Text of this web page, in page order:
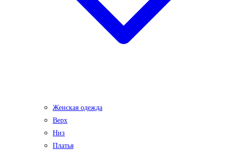
Женская одежда
Верх
Низ
Платья